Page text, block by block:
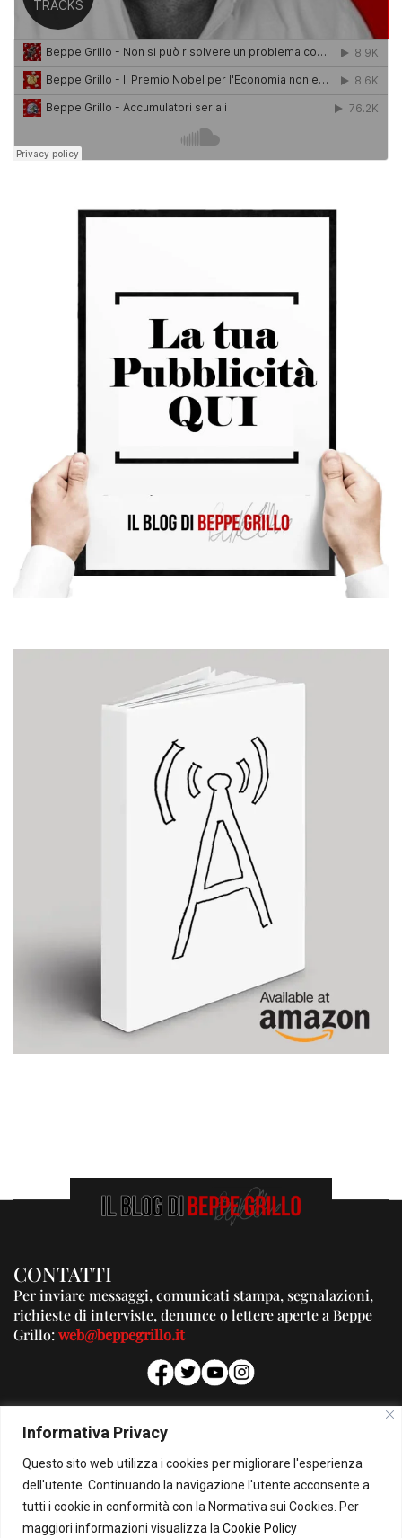
Informativa Privacy
Questo sito web utilizza i cookies per migliorare l'esperienza
dell'utente. Continuando la navigazione l'utente acconsente a
tutti i cookie in conformità con la Normativa sui Cookies. Per
maggiori informazioni visualizza la Cookie Policy
CONTATTI
Per inviare messaggi, comunicati stampa, segnalazioni,
richieste di interviste, denunce o lettere aperte a Beppe
Grillo:web@beppegrillo.it
PUBBLICITA'
Per la tua pubblicità su questo Blog:
pubblicita@beppegrillo.it